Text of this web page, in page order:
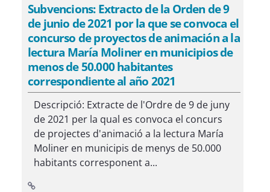
Subvencions: Extracto de la Orden de 9
de junio de 2021 por la que se convoca el
concurso de proyectos de animación a la
lectura María Moliner en municipios de
menos de 50.000 habitantes
correspondiente al año 2021
Descripció: Extracte de l'Ordre de 9 de juny
de 2021 per la qual es convoca el concurs
de projectes d'animació a la lectura María
Moliner en municipis de menys de 50.000
habitants corresponent a...